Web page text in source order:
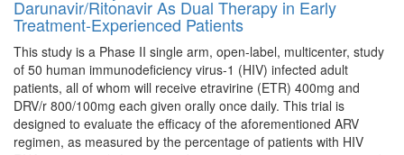
Darunavir/Ritonavir As Dual Therapy in Early
Treatment-Experienced Patients
This study is a Phase II single arm, open-label, multicenter, study
of 50 human immunodeficiency virus-1 (HIV) infected adult
patients, all of whom will receive etravirine (ETR) 400mg and
DRV/r 800/100mg each given orally once daily. This trial is
designed to evaluate the efficacy of the aforementioned ARV
regimen, as measured by the percentage of patients with HIV